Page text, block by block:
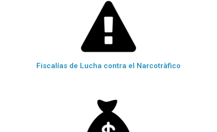
Fiscalías de Lucha contra el Narcotràfico